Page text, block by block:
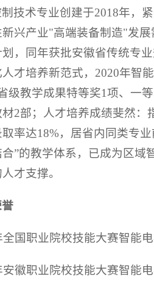
技术专业创建于2018年，
新兴产业"高端装备制造"发
，同年获批安徽省传统专
才培养新范式，2020年智
级教学成果特等奖1项、一
2部；人才培养成绩斐然
率达18%，居省内同类专
”的教学体系，已成为区
才支撑。
全国职业院校技能大赛智能
安徽职业院校技能大赛智能